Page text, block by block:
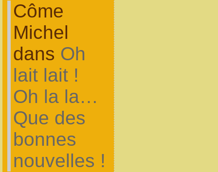
Côme
Michel
dans Oh
lait lait !
Oh la la…
Que des
bonnes
nouvelles !